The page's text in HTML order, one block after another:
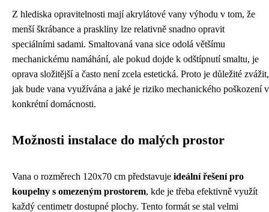
Z hlediska opravitelnosti mají akrylátové vany výhodu v tom, že
menší škrábance a praskliny lze relativně snadno opravit
speciálními sadami. Smaltovaná vana sice odolá většímu
mechanickému namáhání, ale pokud dojde k odštípnutí smaltu, je
oprava složitější a často není zcela estetická. Proto je důležité zvážit,
jak bude vana využívána a jaké je riziko mechanického poškození v
konkrétní domácnosti.
Možnosti instalace do malých prostor
Vana o rozměrech 120x70 cm představuje ideální řešení pro
koupelny s omezeným prostorem, kde je třeba efektivně využít
každý centimetr dostupné plochy. Tento formát se stal velmi